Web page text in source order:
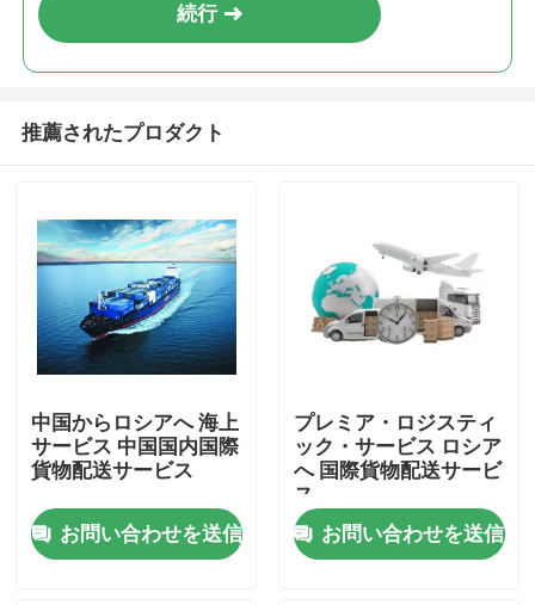
家へ
続行
推薦されたプロダクト
中国からロシアへ 海上
サービス 中国国内国際
貨物配送サービス
お問い合わせを送信
プレミア・ロジスティ
ック・サービス ロシア
へ 国際貨物配送サービ
ス
お問い合わせを送信